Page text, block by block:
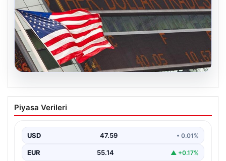
05.08.2026
FED faiz kararı ne zaman açıklanacak?
Nisan ayı faiz beklentisi belli oldu
Piyasa Verileri
USD 47.59 • 0.01%
EUR 55.14 ▲ +0.17%